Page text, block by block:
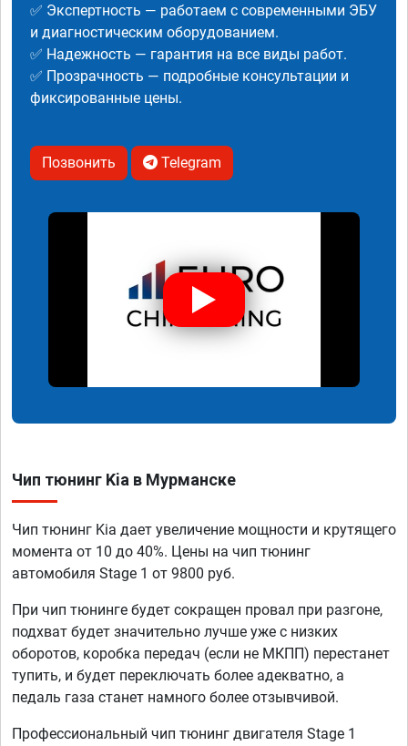
✅ Экспертность — работаем с современными ЭБУ
и диагностическим оборудованием.
✅ Надежность — гарантия на все виды работ.
✅ Прозрачность — подробные консультации и
фиксированные цены.
Позвонить Telegram
Чип тюнинг Kia в Мурманске
Чип тюнинг Kia дает увеличение мощности и крутящего
момента от 10 до 40%. Цены на чип тюнинг
автомобиля Stage 1 от 9800 руб.
При чип тюнинге будет сокращен провал при разгоне,
подхват будет значительно лучше уже с низких
оборотов, коробка передач (если не МКПП) перестанет
тупить, и будет переключать более адекватно, а
педаль газа станет намного более отзывчивой.
Профессиональный чип тюнинг двигателя Stage 1